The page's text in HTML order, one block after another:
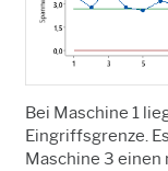
Bei Maschine 1
Eingriffsgrenze.
Maschine 3